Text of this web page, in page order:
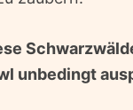
unbedingt